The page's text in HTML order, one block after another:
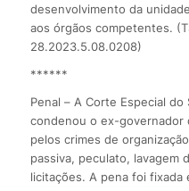
desenvolvimento da
aos órgãos competentes.
28.2023.5.08.0208)
******
Penal – A Corte Especial
condenou o ex-governador
pelos crimes de
passiva, peculato, lavagem
licitações. A pena foi fixada